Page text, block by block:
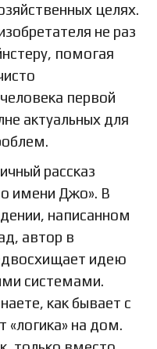
целях.
не раз
помогая
первой
актуальных для
рассказ
имени Джо». В
написанном
автор в
идею
системами.
как бывает с
«логика» на дом.